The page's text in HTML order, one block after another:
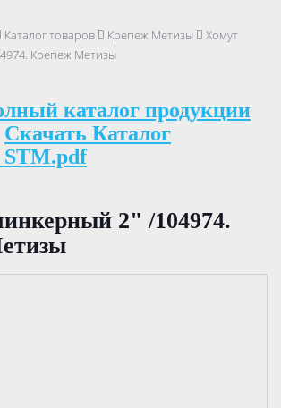
Каталог товаров Крепеж Метизы
Хомут
Крепеж Метизы
каталог продукции
Скачать Каталог
STM.pdf
2" /104974.